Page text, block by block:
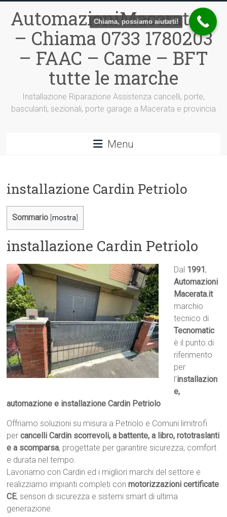
contenuto
AutomazioniMacerata.it
– Chiama 0733 1780203
– FAAC – Came – BFT
tutte le marche
Installazione Riparazione Assistenza cancelli, porte,
basculanti, sezionali, porte garage a Macerata e provincia
Menu
installazione Cardin Petriolo
Sommario [mostra
installazione Cardin Petriolo
Dal 1991 ,
Automazioni
Macerata.it
marchio
tecnico di
Tecnomatic
è il punto di
riferimento
per
l’installazion
e,
automazione e installazione Cardin Petriolo
Offriamo soluzioni su misura a Petriolo e Comuni limitrofi
percancelli Cardin scorrevoli, a battente, a libro, rototraslanti
e a scomparsa, progettate per garantire sicurezza, comfort
e durata nel tempo.
Lavoriamo con Cardin ed i migliori marchi del settore e
realizziamo impianti completi conmotorizzazioni certificate
CE, sensori di sicurezza e sistemi smart di ultima
generazione.
Chiama, possiamo aiutarti!